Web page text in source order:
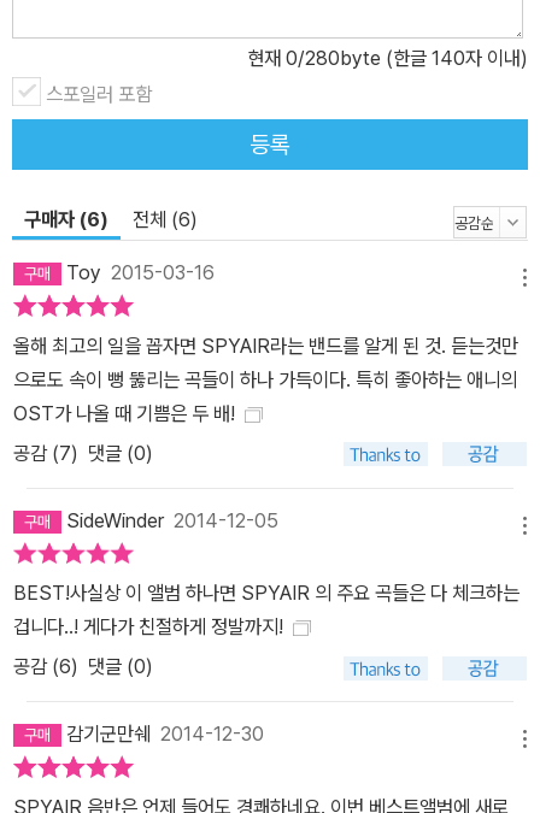
현재 0/280byte (한글 140자 이내)
스포일러 포함
등록
구매자 (6) 전체 (6)
Toy 2015-03-16
올해 최고의 일을 꼽자면 SPYAIR라는 밴드를 알게 된 것. 듣는것만
으로도 속이 뻥 뚫리는 곡들이 하나 가득이다. 특히 좋아하는 애니의
OST가 나올 때 기쁨은 두 배!
공감 (7) 댓글 (0)
SideWinder2014-12-05
BEST!사실상 이 앨범 하나면 SPYAIR 의 주요 곡들은 다 체크하는
겁니다..! 게다가 친절하게 정발까지!
공감 (6) 댓글 (0)
감기군만쉐 2014-12-30
SPYAIR 음반은 언제 들어도 경쾌하네요. 이번 베스트앨범에 새로